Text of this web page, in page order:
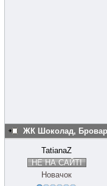
ЖК Шоколад,
TatianaZ
НЕ НА САЙТІ
Новачок